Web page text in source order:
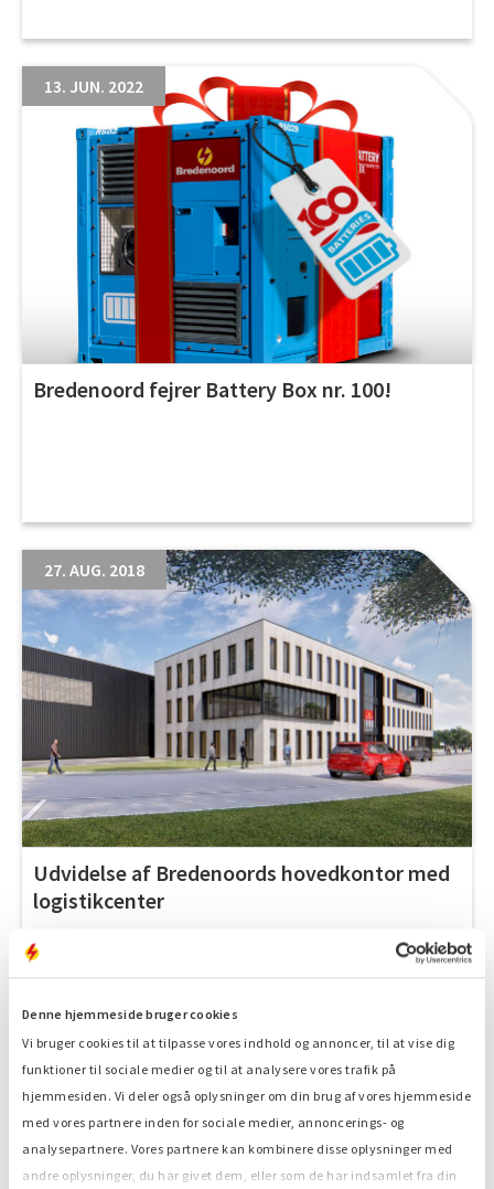
Denne hjemmeside bruger cookies
Vi bruger cookies til at tilpasse vores indhold og annoncer, til at vise dig
funktioner til sociale medier og til at analysere vores trafik på
hjemmesiden. Vi deler også oplysninger om din brug af vores hjemmeside
med vores partnere inden for sociale medier, annoncerings- og
analysepartnere. Vores partnere kan kombinere disse oplysninger med
andre oplysninger, du har givet dem, eller som de har indsamlet fra din
13. JUN. 2022
Bredenoord fejrer Battery Box nr. 100!
27. AUG. 2018
Udvidelse af Bredenoords hovedkontor med
logistikcenter
15. JUN. 2018